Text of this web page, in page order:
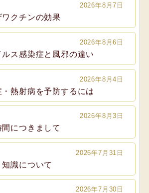
2026年8月7日
クチンの効果
2026年8月6日
ス感染症と風邪の違い
2026年8月4日
熱射病を予防するには
2026年8月3日
につきまして
2026年7月31日
識について
2026年7月30日